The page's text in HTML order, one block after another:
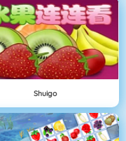
Shuigo